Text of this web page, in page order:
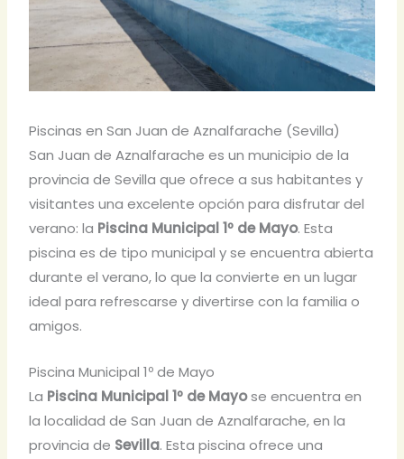
Piscinas en San Juan de Aznalfarache (Sevilla)
San Juan de Aznalfarache es un municipio de la
provincia de Sevilla que ofrece a sus habitantes y
visitantes una excelente opción para disfrutar del
verano: la Piscina Municipal 1º de Mayo. Esta
piscina es de tipo municipal y se encuentra abierta
durante el verano, lo que la convierte en un lugar
ideal para refrescarse y divertirse con la familia o
amigos.
Piscina Municipal 1º de Mayo
La Piscina Municipal 1º de Mayose encuentra en
la localidad de San Juan de Aznalfarache, en la
provincia de Sevilla. Esta piscina ofrece una